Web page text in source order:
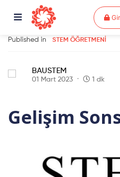
Published in STEM ÖĞRETMENI
BAUSTEM
01 Mart 2023 1 dk
Gelişim